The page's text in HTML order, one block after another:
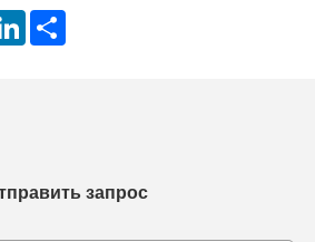
LinkedIn
запрос